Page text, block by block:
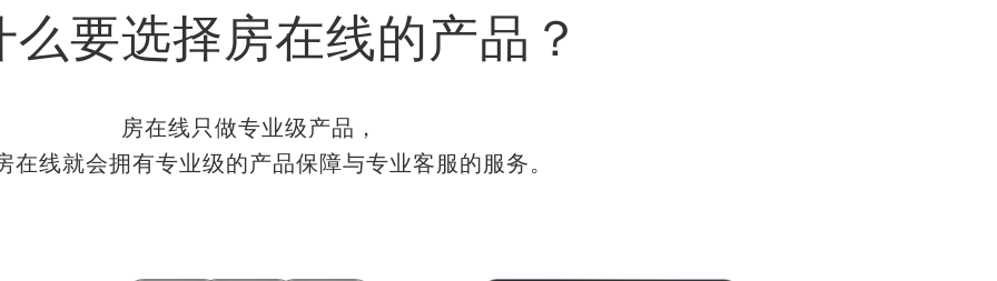
么要选择房在线的产品？
房在线只做专业级产品，
在线就会拥有专业级的产品保障与专业客服的服务。